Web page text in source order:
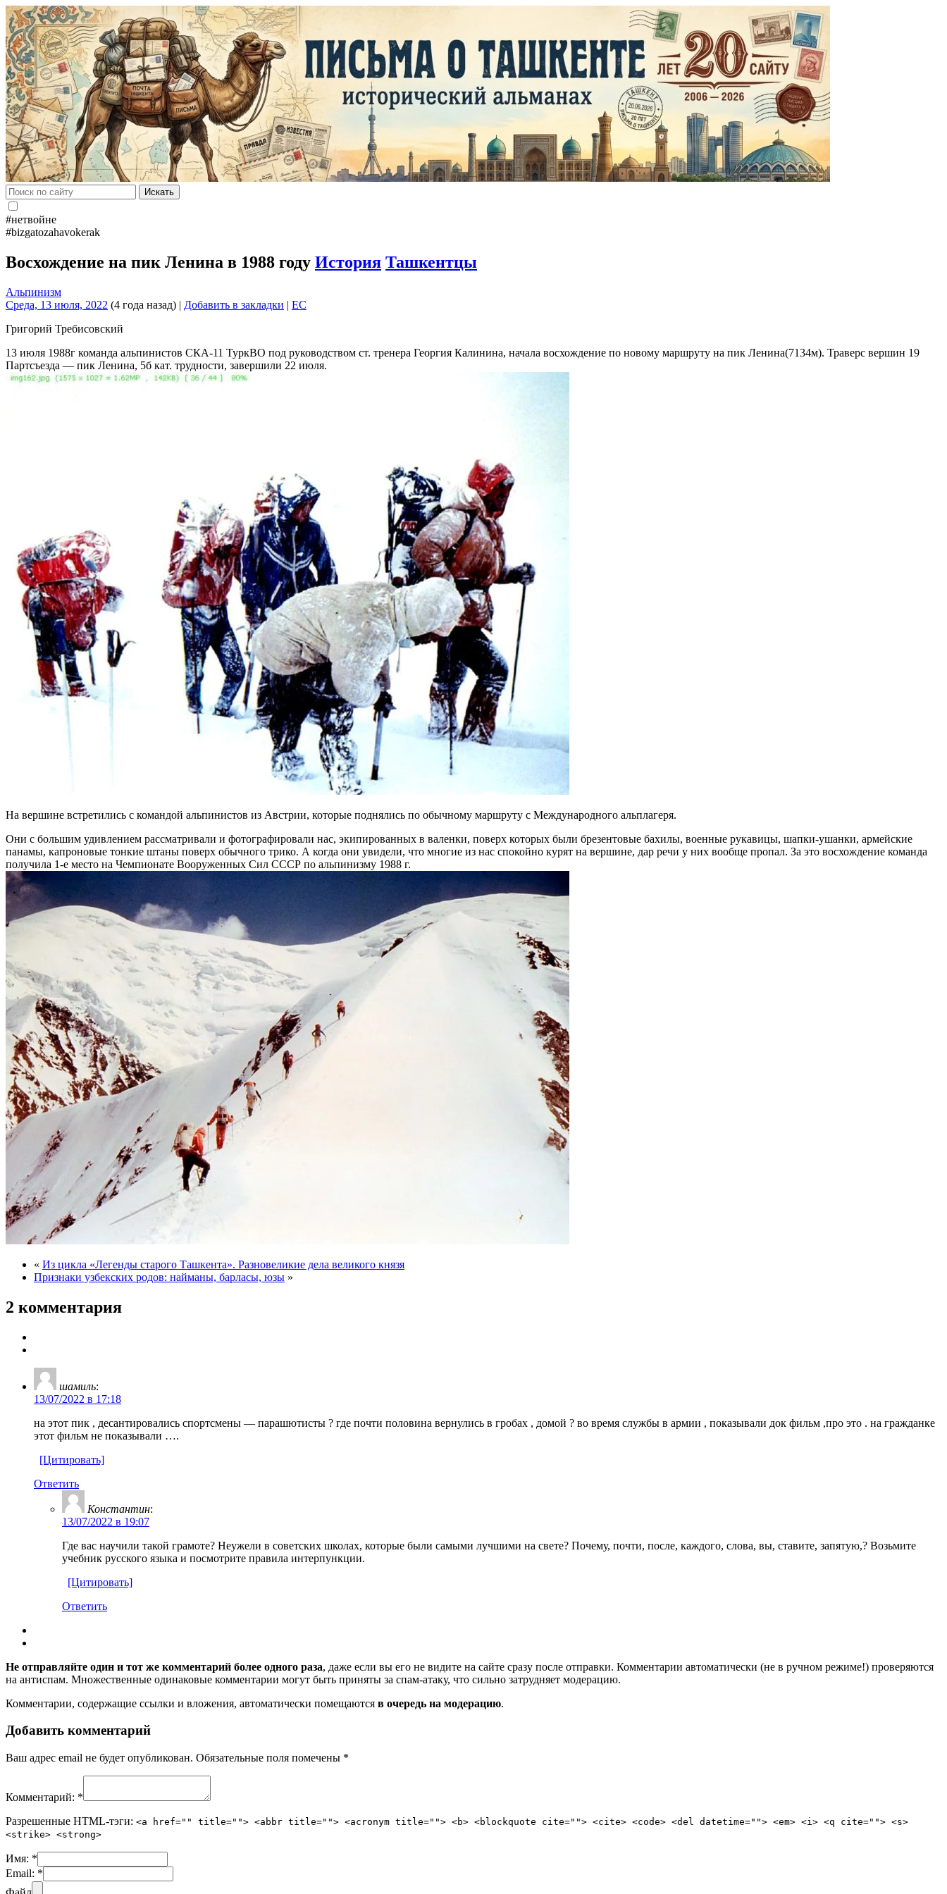
Искать
#нетвойне
#bizgatozahavokerak
Восхождение на пик Ленина в 1988 году История Ташкентцы
Альпинизм
Среда, 13 июля, 2022 (4 года назад) | Добавить в закладки | EC
Григорий Требисовский
13 июля 1988г команда альпинистов СКА-11 ТуркВО под руководством ст. тренера Георгия Калинина, начала восхождение по новому маршруту на пик Ленина(7134м). Траверс вершин 19
Партсъезда — пик Ленина, 5б кат. трудности, завершили 22 июля.
На вершине встретились с командой альпинистов из Австрии, которые поднялись по обычному маршруту с Международного альплагеря.
Они с большим удивлением рассматривали и фотографировали нас, экипированных в валенки, поверх которых были брезентовые бахилы, военные рукавицы, шапки-ушанки, армейские
панамы, капроновые тонкие штаны поверх обычного трико. А когда они увидели, что многие из нас спокойно курят на вершине, дар речи у них вообще пропал. За это восхождение команда
получила 1-е место на Чемпионате Вооруженных Сил СССР по альпинизму 1988 г.
« Из цикла «Легенды старого Ташкента». Разновеликие дела великого князя
Признаки узбекских родов: найманы, барласы, юзы »
2 комментария
шамиль:
13/07/2022 в 17:18
на этот пик , десантировались спортсмены — парашютисты ? где почти половина вернулись в гробах , домой ? во время службы в армии , показывали док фильм ,про это . на гражданке
этот фильм не показывали ….
[Цитировать]
Ответить
Константин:
13/07/2022 в 19:07
Где вас научили такой грамоте? Неужели в советских школах, которые были самыми лучшими на свете? Почему, почти, после, каждого, слова, вы, ставите, запятую,? Возьмите
учебник русского языка и посмотрите правила интерпункции.
[Цитировать]
Ответить
Не отправляйте один и тот же комментарий более одного раза, даже если вы его не видите на сайте сразу после отправки. Комментарии автоматически (не в ручном режиме!) проверяются
на антиспам. Множественные одинаковые комментарии могут быть приняты за спам-атаку, что сильно затрудняет модерацию.
Комментарии, содержащие ссылки и вложения, автоматически помещаются в очередь на модерацию.
Добавить комментарий
Ваш адрес email не будет опубликован. Обязательные поля помечены *
Комментарий: *
Разрешенные HTML-тэги: <a href="" title=""> <abbr title=""> <acronym title=""> <b> <blockquote cite=""> <cite> <code> <del datetime=""> <em> <i> <q cite=""> <s>
<strike> <strong>
Имя: *
Email: *